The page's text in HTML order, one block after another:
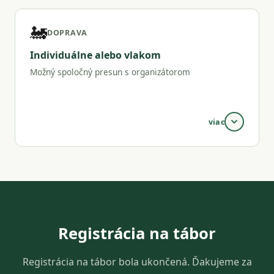
🚂DOPRAVA
Individuálne alebo vlakom
Možný spoločný presun s organizátorom
viac
Registrácia na tábor
Registrácia na tábor bola ukončená. Ďakujeme za